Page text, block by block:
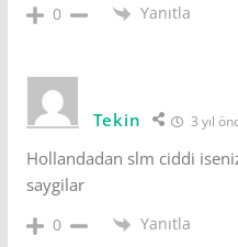
0 Yanıtla
Tekin 3 yıl
Hollandadan slm ciddi
saygilar
0 Yanıtla